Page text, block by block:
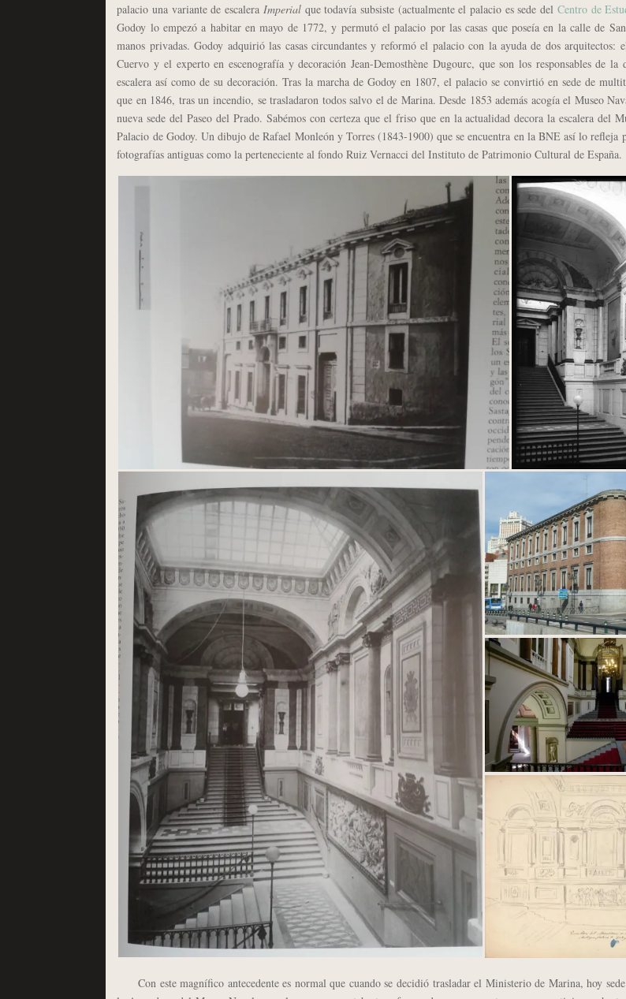
palacio una variante de escalera Imperialque todavía subsiste (actualmente el palacio es sede del Centro de
Godoy lo empezó a habitar en mayo de 1772, y permutó el palacio por las casas que poseía en la calle de
manos privadas. Godoy adquirió las casas circundantes y reformó el palacio con la ayuda de dos arquitectos:
Cuervo y el experto en escenografía y decoración Jean-Demosthène Dugourc, que son los responsables de la
escalera así como de su decoración. Tras la marcha de Godoy en 1807, el palacio se convirtió en sede de
que en 1846, tras un incendio, se trasladaron todos salvo el de Marina. Desde 1853 además acogía el Museo
nueva sede del Paseo del Prado. Sabémos con certeza que el friso que en la actualidad decora la escalera del
Palacio de Godoy. Un dibujo de Rafael Monleón y Torres (1843-1900) que se encuentra en la BNE así lo refleja
fotografías antiguas como la perteneciente al fondo Ruiz Vernacci del Instituto de Patrimonio Cultural de España.
Con este magnífico antecedente es normal que cuando se decidió trasladar el Ministerio de Marina, hoy